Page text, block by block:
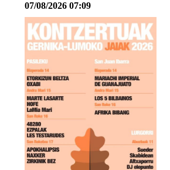
07/08/2026 07:09